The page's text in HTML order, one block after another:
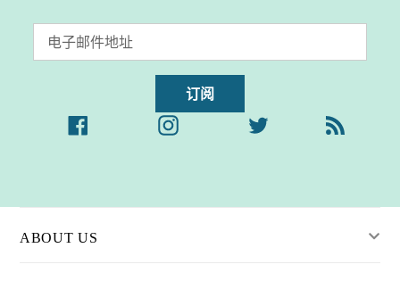
订阅
Instagram
ABOUT US